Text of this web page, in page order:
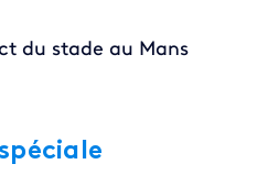
du stade au Mans